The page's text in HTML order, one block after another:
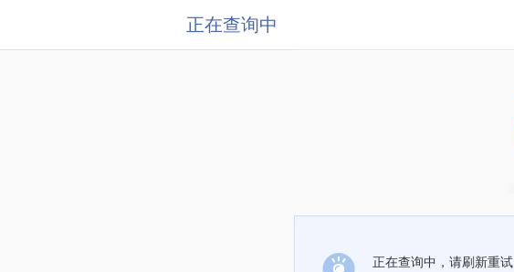
正在查询中
正在查询中，请刷新重试